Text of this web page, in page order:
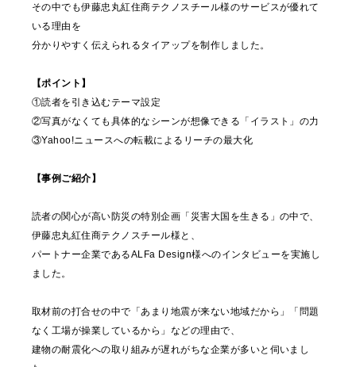
その中でも伊藤忠丸紅住商テクノスチール様のサービスが優れて
いる理由を
分かりやすく伝えられるタイアップを制作しました。
【ポイント】
①読者を引き込むテーマ設定
②写真がなくても具体的なシーンが想像できる「イラスト」の力
③Yahoo!ニュースへの転載によるリーチの最大化
【事例ご紹介】
読者の関心が高い防災の特別企画「災害大国を生きる」の中で、
伊藤忠丸紅住商テクノスチール様と、
パートナー企業であるALFa Design様へのインタビューを実施し
ました。
取材前の打合せの中で「あまり地震が来ない地域だから」「問題
なく工場が操業しているから」などの理由で、
建物の耐震化への取り組みが遅れがちな企業が多いと伺いまし